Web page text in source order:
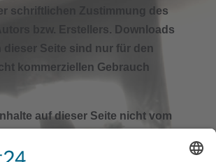
schriftlichen Zustimmung des
bzw. Erstellers. Downloads
dieser Seite sind nur für den
kommerziellen Gebrauch
auf dieser Seite nicht vom
Dritter beachtet. Insbesondere